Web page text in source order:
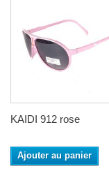
KAIDI 912 rose
Ajouter au panier